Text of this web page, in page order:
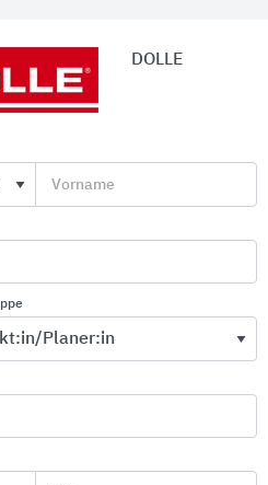
Serviceangebote und
DOLLE
Vorname